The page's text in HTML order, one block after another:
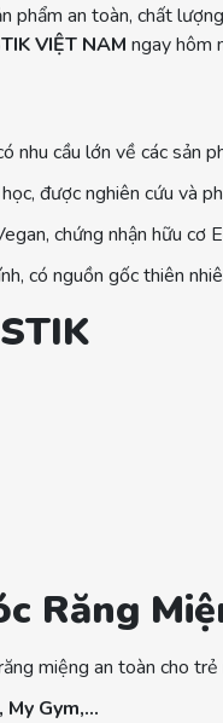
phẩm an toàn, chất
VIỆT NAM ngay hôm
cầu lớn về các sản
được nghiên cứu và
chứng nhận hữu cơ
có nguồn gốc thiên
Răng
miệng an toàn cho trẻ
My Gym,…